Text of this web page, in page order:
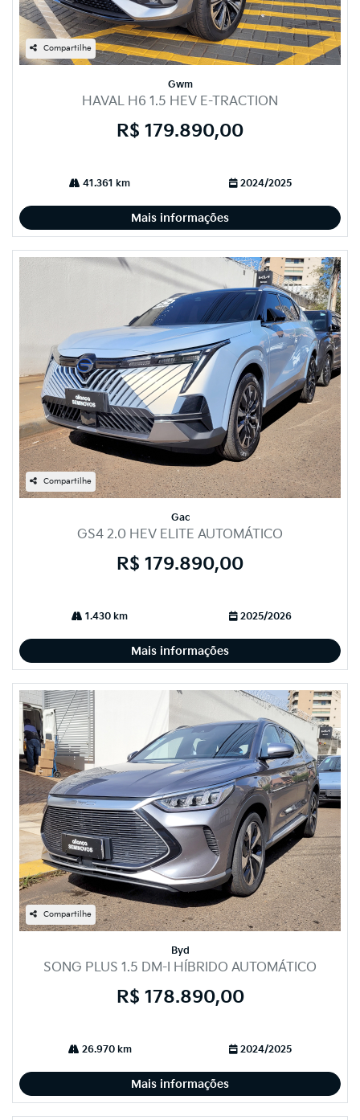
Compartilhe
Gwm
HAVAL H6 1.5 HEV E-TRACTION
R$ 179.890,00
41.361 km 2024/2025
Mais informações
Compartilhe
Gac
GS4 2.0 HEV ELITE AUTOMÁTICO
R$ 179.890,00
1.430 km 2025/2026
Mais informações
Compartilhe
Byd
SONG PLUS 1.5 DM-I HÍBRIDO AUTOMÁTICO
R$ 178.890,00
26.970 km 2024/2025
Mais informações